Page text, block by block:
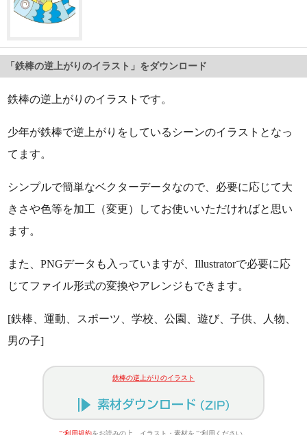
「鉄棒の逆上がりのイラスト」をダウンロード
鉄棒の逆上がりのイラストです。
少年が鉄棒で逆上がりをしているシーンのイラストとなっ
てます。
シンプルで簡単なベクターデータなので、必要に応じて大
きさや色等を加工（変更）してお使いいただければと思い
ます。
また、PNGデータも入っていますが、Illustratorで必要に応
じてファイル形式の変換やアレンジもできます。
[鉄棒、運動、スポーツ、学校、公園、遊び、子供、人物、
男の子]
鉄棒の逆上がりのイラスト
ご利用規約をお読みの上、イラスト・素材をご利用ください。